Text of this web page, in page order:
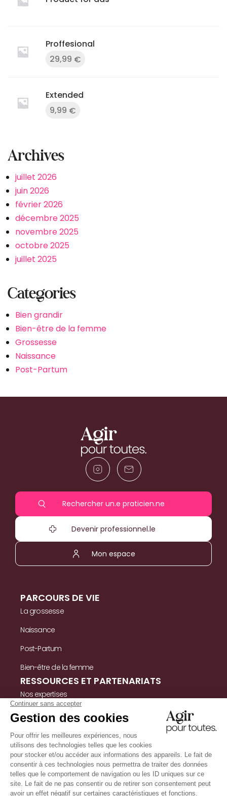
Proffesional
29,99 €
Extended
9,99 €
Archives
juillet 2026
juin 2026
février 2026
décembre 2025
novembre 2025
octobre 2025
juillet 2025
Categories
Bien grandir
Bien-être de la femme
Grossesse
Naissance
Post-Partum
Rechercher un.e praticien.ne
Devenir professionnel.le
Mon espace
PARCOURS DE VIE
La grossesse
Naissance
Post-Partum
Bien-être de la femme
RESSOURCES ET PARTENARIATS
Nos expertises
Nos ressources
Témoignages
Nous contacter
INFORMATIONS
Mentions légales